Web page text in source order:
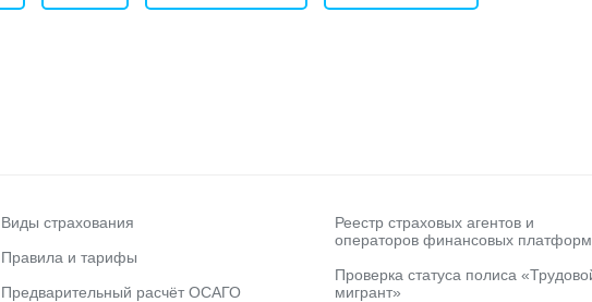
Виды страхования
Правила и тарифы
Предварительный расчёт ОСАГО
Реестр страховых агентов и
операторов финансовых платформ
Проверка статуса полиса
мигрант»